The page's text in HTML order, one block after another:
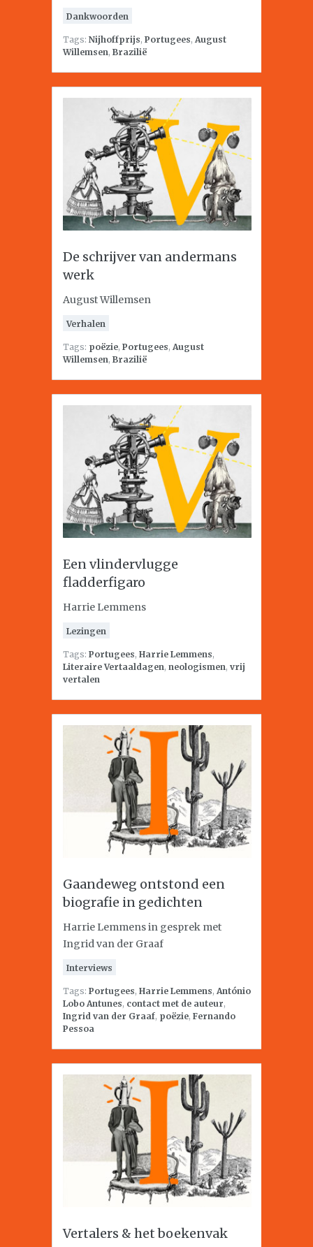
Dankwoorden
Tags: Nijhoffprijs, Portugees, August
Willemsen, Brazilië
De schrijver van andermans
werk
August Willemsen
Verhalen
Tags: poëzie, Portugees, August
Willemsen, Brazilië
Een vlindervlugge
fladderfigaro
Harrie Lemmens
Lezingen
Tags: Portugees, Harrie Lemmens,
Literaire Vertaaldagen, neologismen, vrij
vertalen
Gaandeweg ontstond een
biografie in gedichten
Harrie Lemmens in gesprek met
Ingrid van der Graaf
Interviews
Tags: Portugees, Harrie Lemmens, António
Lobo Antunes, contact met de auteur,
Ingrid van der Graaf, poëzie, Fernando
Pessoa
Vertalers & het boekenvak